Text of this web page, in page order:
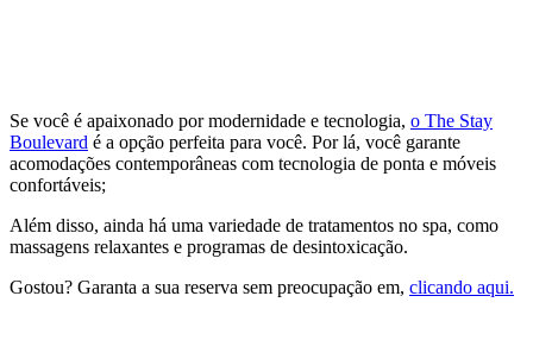
Se você é apaixonado por modernidade e tecnologia, o The Stay
Boulevard é a opção perfeita para você. Por lá, você garante
acomodações contemporâneas com tecnologia de ponta e móveis
confortáveis;
Além disso, ainda há uma variedade de tratamentos no spa, como
massagens relaxantes e programas de desintoxicação.
Gostou? Garanta a sua reserva sem preocupação em, clicando aqui.